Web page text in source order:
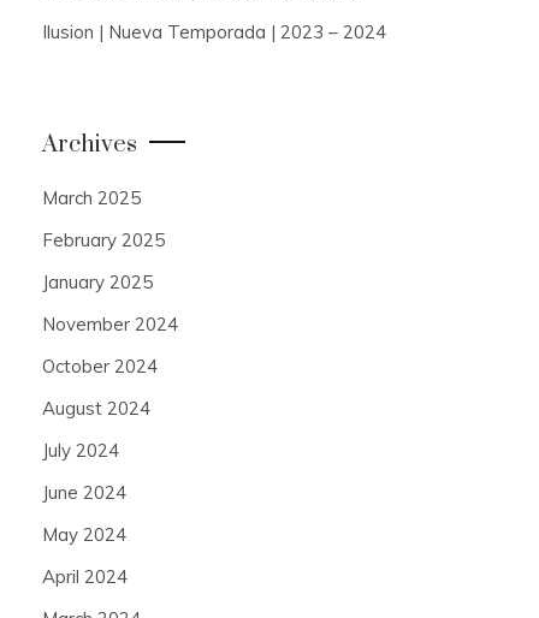
Ilusion | Nueva Temporada | 2023 – 2024
Archives
March 2025
February 2025
January 2025
November 2024
October 2024
August 2024
July 2024
June 2024
May 2024
April 2024